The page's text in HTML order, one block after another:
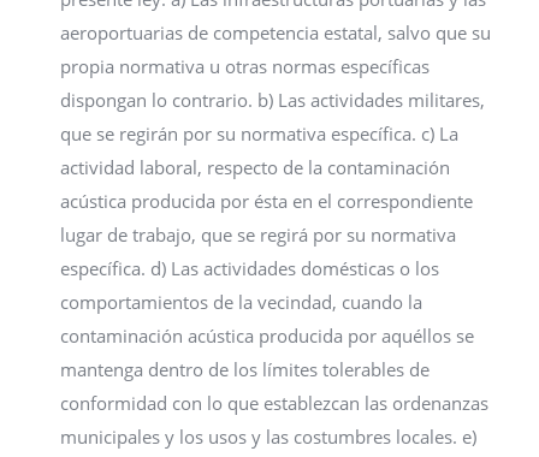
aeroportuarias de competencia estatal, salvo que su
propia normativa u otras normas específicas
dispongan lo contrario. b) Las actividades militares,
que se regirán por su normativa específica. c) La
actividad laboral, respecto de la contaminación
acústica producida por ésta en el correspondiente
lugar de trabajo, que se regirá por su normativa
específica. d) Las actividades domésticas o los
comportamientos de la vecindad, cuando la
contaminación acústica producida por aquéllos se
mantenga dentro de los límites tolerables de
conformidad con lo que establezcan las ordenanzas
municipales y los usos y las costumbres locales. e)